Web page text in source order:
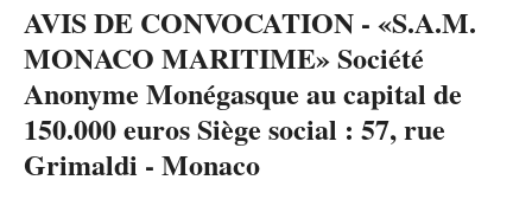
AVIS DE CONVOCATION - «S.A.M.
MONACO MARITIME» Société
Anonyme Monégasque au capital de
150.000 euros Siège social : 57, rue
Grimaldi - Monaco